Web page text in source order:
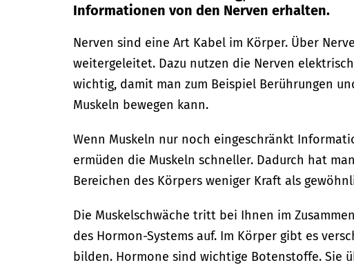
Informationen von den Nerven erhalten.
Nerven sind eine Art Kabel im Körper. Über
weitergeleitet. Dazu nutzen die Nerven
wichtig, damit man zum Beispiel Berührungen
Muskeln bewegen kann.
Wenn Muskeln nur noch eingeschränkt
ermüden die Muskeln schneller. Dadurch hat
Bereichen des Körpers weniger Kraft als
Die Muskelschwäche tritt bei Ihnen im
des Hormon-Systems auf. Im Körper gibt es
bilden. Hormone sind wichtige Botenstoffe. Sie